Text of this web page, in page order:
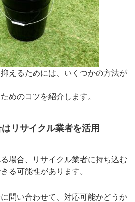
えるためには、いくつかの方法が
めのコツを紹介します。
リサイクル業者を活用
場合、リサイクル業者に持ち込む
る可能性があります。
問い合わせて、対応可能かどうか